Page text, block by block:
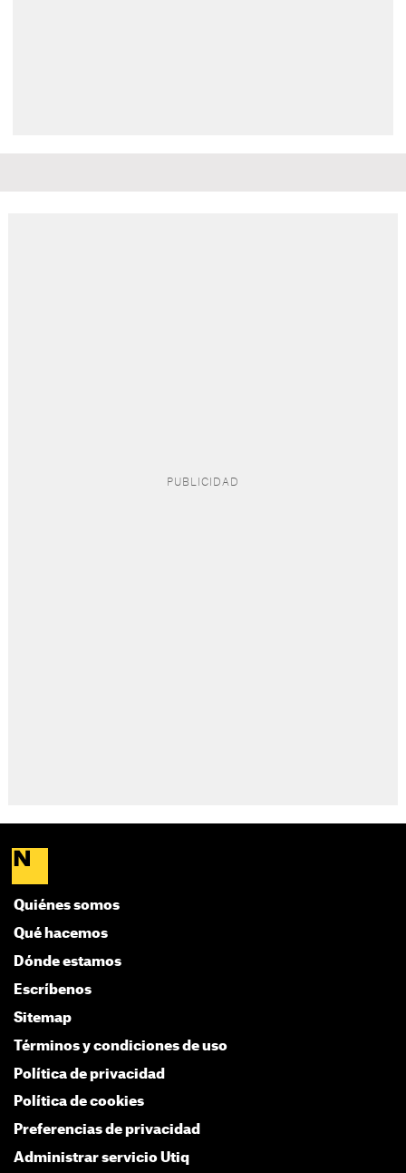
Quiénes somos
Qué hacemos
Dónde estamos
Escríbenos
Sitemap
Términos y condiciones de uso
Política de privacidad
Política de cookies
Preferencias de privacidad
Administrar servicio Utiq